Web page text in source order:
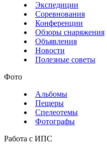
Экспедиции
Соревнования
Конференции
Обзоры снаряжения
Объявления
Новости
Полезные советы
Фото
Альбомы
Пещеры
Спелеотемы
Фотографы
Работа с ИПС